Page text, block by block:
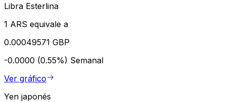
Libra Esterlina
1 ARS equivale a
0.00049571 GBP
-0.0000 (0.55%) Semanal
Ver gráfico
Yen japonés